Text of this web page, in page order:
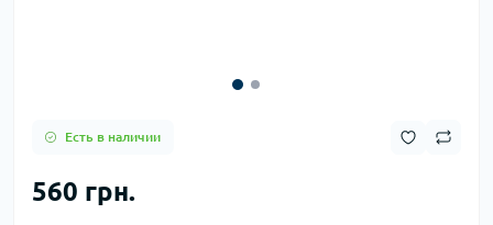
Есть в наличии
560 грн.